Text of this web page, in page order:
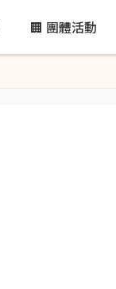
🏢 團體活動